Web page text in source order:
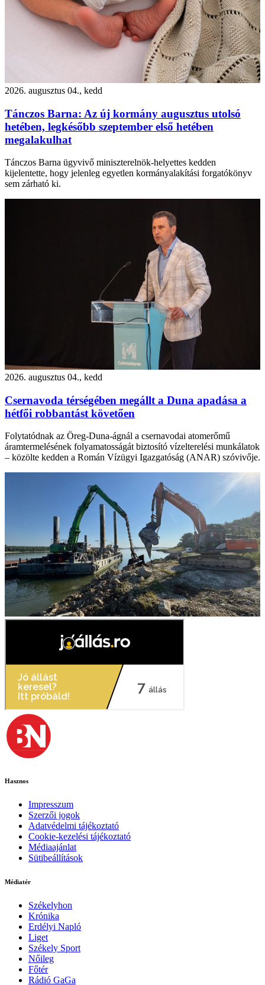
2026. augusztus 04., kedd
Tánczos Barna: Az új kormány augusztus utolsó
hetében, legkésőbb szeptember első hetében
megalakulhat
Tánczos Barna ügyvivő miniszterelnök-helyettes kedden
kijelentette, hogy jelenleg egyetlen kormányalakítási forgatókönyv
sem zárható ki.
2026. augusztus 04., kedd
Csernavoda térségében megállt a Duna apadása a
hétfői robbantást követően
Folytatódnak az Öreg-Duna-ágnál a csernavodai atomerőmű
áramtermelésének folyamatosságát biztosító vízelterelési munkálatok
– közölte kedden a Román Vízügyi Igazgatóság (ANAR) szóvivője.
Hasznos
Impresszum
Szerzői jogok
Adatvédelmi tájékoztató
Cookie-kezelési tájékoztató
Médiaajánlat
Sütibeállítások
Médiatér
Székelyhon
Krónika
Erdélyi Napló
Liget
Székely Sport
Nőileg
Főtér
Rádió GaGa